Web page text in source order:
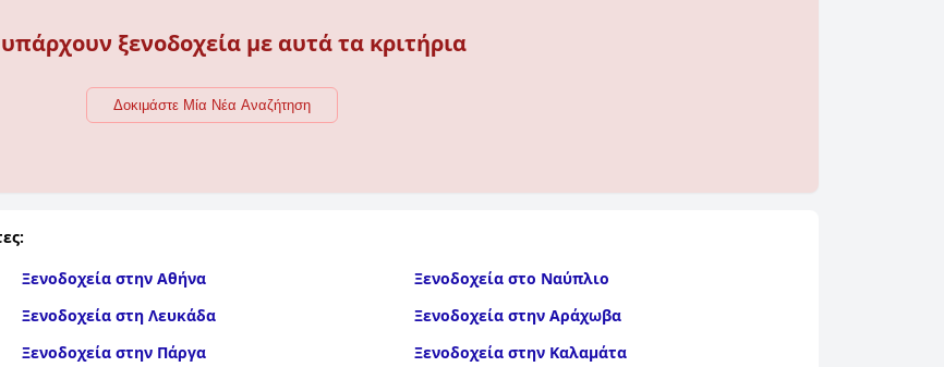
ξενοδοχεία με αυτά τα κριτήρια
Δοκιμάστε Μία Νέα Αναζήτηση
Ξενοδοχεία στην Αθήνα
Ξενοδοχεία στο Ναύπλιο
Ξενοδοχεία στη Λευκάδα
Ξενοδοχεία στην Αράχωβα
Ξενοδοχεία στην Πάργα
Ξενοδοχεία στην Καλαμάτα